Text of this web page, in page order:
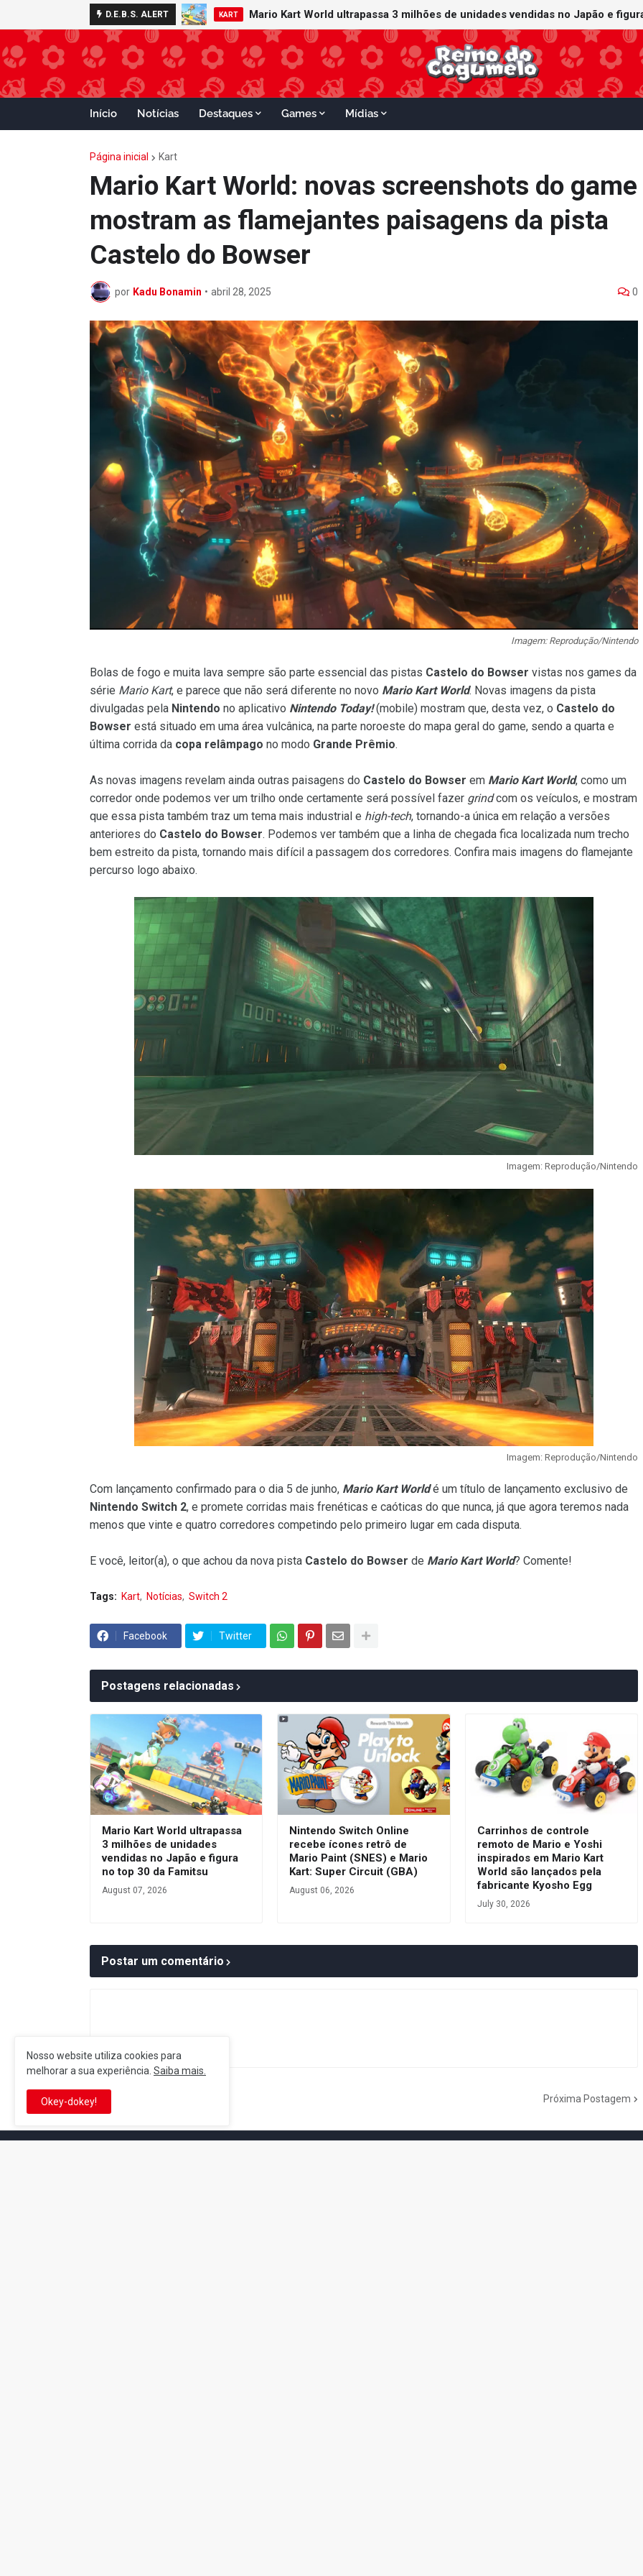
D.E.B.S. ALERT NOTÍCIAS Minecraft ganha data no Nintendo Switch 2; Super Mario Mash-Up
Início Notícias Destaques Games Mídias
Página inicial Kart
Mario Kart World: novas screenshots do game
mostram as flamejantes paisagens da pista
Castelo do Bowser
por Kadu Bonamin • abril 28, 2025 0
Imagem: Reprodução/Nintendo
Bolas de fogo e muita lava sempre são parte essencial das pistas Castelo do Bowser vistas nos games da
série Mario Kart, e parece que não será diferente no novo Mario Kart World. Novas imagens da pista
divulgadas pela Nintendo no aplicativo Nintendo Today!(mobile) mostram que, desta vez, o Castelo do
Bowser está situado em uma área vulcânica, na parte noroeste do mapa geral do game, sendo a quarta e
última corrida da copa relâmpago no modo Grande Prêmio.
As novas imagens revelam ainda outras paisagens do Castelo do Bowser em Mario Kart World, como um
corredor onde podemos ver um trilho onde certamente será possível fazer grindcom os veículos, e mostram
que essa pista também traz um tema mais industrial e high-tech, tornando-a única em relação a versões
anteriores do Castelo do Bowser. Podemos ver também que a linha de chegada fica localizada num trecho
bem estreito da pista, tornando mais difícil a passagem dos corredores. Confira mais imagens do flamejante
percurso logo abaixo.
Imagem: Reprodução/Nintendo
Imagem: Reprodução/Nintendo
Com lançamento confirmado para o dia 5 de junho, Mario Kart Worldé um título de lançamento exclusivo de
Nintendo Switch 2, e promete corridas mais frenéticas e caóticas do que nunca, já que agora teremos nada
menos que vinte e quatro corredores competindo pelo primeiro lugar em cada disputa.
E você, leitor(a), o que achou da nova pista Castelo do Bowser de Mario Kart World? Comente!
Tags: Kart Notícias Switch 2
Facebook Twitter
Postagens relacionadas
Mario Kart World ultrapassa
3 milhões de unidades
vendidas no Japão e figura
no top 30 da Famitsu
August 07, 2026
Nintendo Switch Online
recebe ícones retrô de
Mario Paint (SNES) e Mario
Kart: Super Circuit (GBA)
August 06, 2026
Carrinhos de controle
remoto de Mario e Yoshi
inspirados em Mario Kart
World são lançados pela
fabricante Kyosho Egg
July 30, 2026
Postar um comentário
Próxima Postagem
Nosso website utiliza cookies para
melhorar a sua experiência. Saiba mais.
Okey-dokey!